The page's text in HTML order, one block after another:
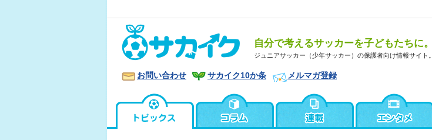
自分で考えるサッカーを子どもたちに。
ジュニアサッカー（少年サッカー）の保護者向け情報サイト。
お問い合わせ サカイク10か条 メルマガ登録